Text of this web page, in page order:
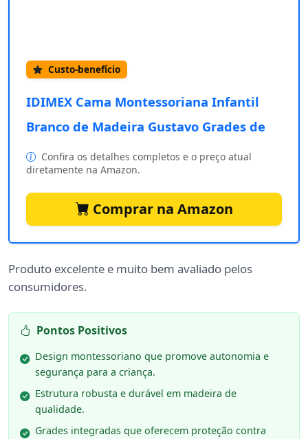
Custo-benefício
IDIMEX Cama Montessoriana Infantil
Branco de Madeira Gustavo Grades de
Confira os detalhes completos e o preço atual
diretamente na Amazon.
Comprar na Amazon
Produto excelente e muito bem avaliado pelos
consumidores.
Pontos Positivos
Design montessoriano que promove autonomia e
segurança para a criança.
Estrutura robusta e durável em madeira de
qualidade.
Grades integradas que oferecem proteção contra